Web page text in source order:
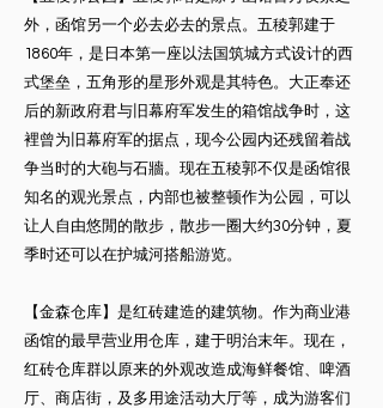
外，函馆另一个必去必去的景点。五稜郭建于
1860年，是日本第一座以法国筑城方式设计的西
式堡垒，五角形的星形外观是其特色。大正奉还
后的新政府君与旧幕府军发生的箱馆战争时，这
裡曾为旧幕府军的据点，现今公园内还残留着战
争当时的大砲与石牆。现在五稜郭不仅是函馆很
知名的观光景点，内部也被整顿作为公园，可以
让人自由悠閒的散步，散步一圈大约30分钟，夏
季时还可以在护城河搭船游览。
【金森仓库】是红砖建造的建筑物。作为商业港
函馆的最早营业用仓库，建于明治末年。现在，
红砖仓库群以原来的外观改造成海鲜餐馆、啤酒
厅、商店街，及多用途活动大厅等，成为游客们